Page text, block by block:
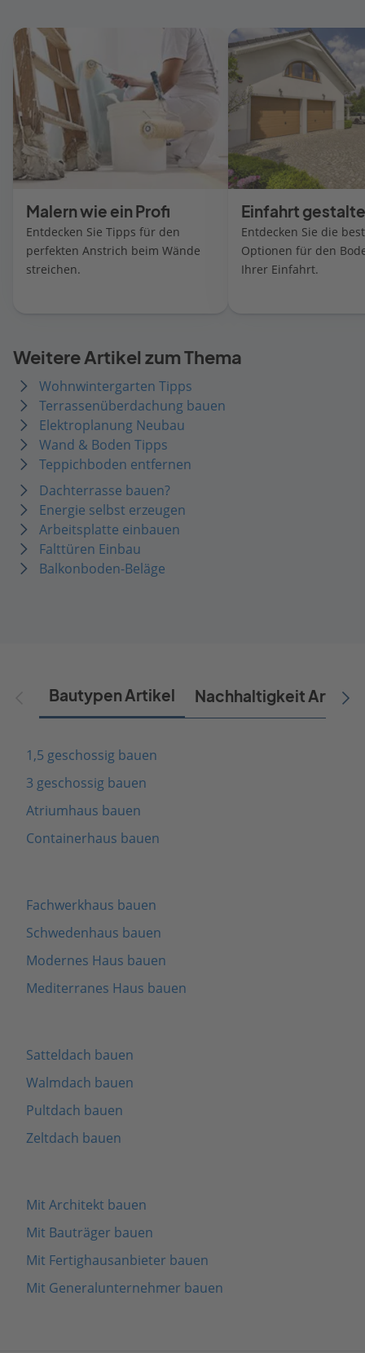
Malern wie ein Profi
Entdecken Sie Tipps für den
perfekten Anstrich beim Wände
streichen.
Einfahrt
Entdecken Sie die
Optionen für den
Ihrer Einfahrt.
Weitere Artikel zum Thema
Wohnwintergarten Tipps
Terrassenüberdachung bauen
Elektroplanung Neubau
Wand & Boden Tipps
Teppichboden entfernen
Dachterrasse bauen?
Energie selbst erzeugen
Arbeitsplatte einbauen
Falttüren Einbau
Balkonboden-Beläge
Bautypen Artikel Nachhaltigkeit Artikel
1,5 geschossig bauen
3 geschossig bauen
Atriumhaus bauen
Containerhaus bauen
Fachwerkhaus bauen
Schwedenhaus bauen
Modernes Haus bauen
Mediterranes Haus bauen
Satteldach bauen
Walmdach bauen
Pultdach bauen
Zeltdach bauen
Mit Architekt bauen
Mit Bauträger bauen
Mit Fertighausanbieter bauen
Mit Generalunternehmer bauen